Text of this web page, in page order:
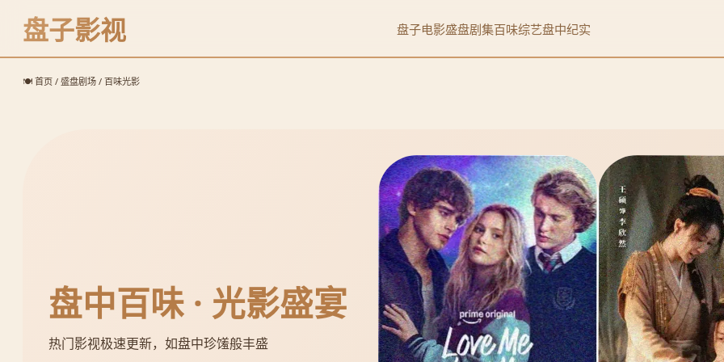
盘子影视 盘子电影盛盘剧集百味综艺盘中纪实
🍽️ 首页 / 盛盘剧场 / 百味光影
盘中百味 · 光影盛宴
热门影视极速更新，如盘中珍馐般丰盛